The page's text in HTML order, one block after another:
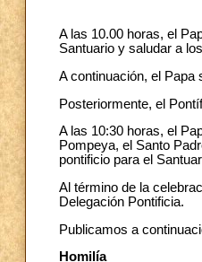
A las 10.00 horas, el
Santuario y saludar a
A continuación, el Papa
Posteriormente, el
A las 10:30 horas, el
Pompeya, el Santo
pontificio para el
Al término de la
Delegación Pontificia.
Publicamos a
Homilía